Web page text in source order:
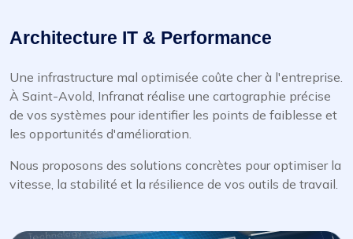
Architecture IT & Performance
Une infrastructure mal optimisée coûte cher à l'entreprise.
À Saint-Avold, Infranat réalise une cartographie précise
de vos systèmes pour identifier les points de faiblesse et
les opportunités d'amélioration.
Nous proposons des solutions concrètes pour optimiser la
vitesse, la stabilité et la résilience de vos outils de travail.